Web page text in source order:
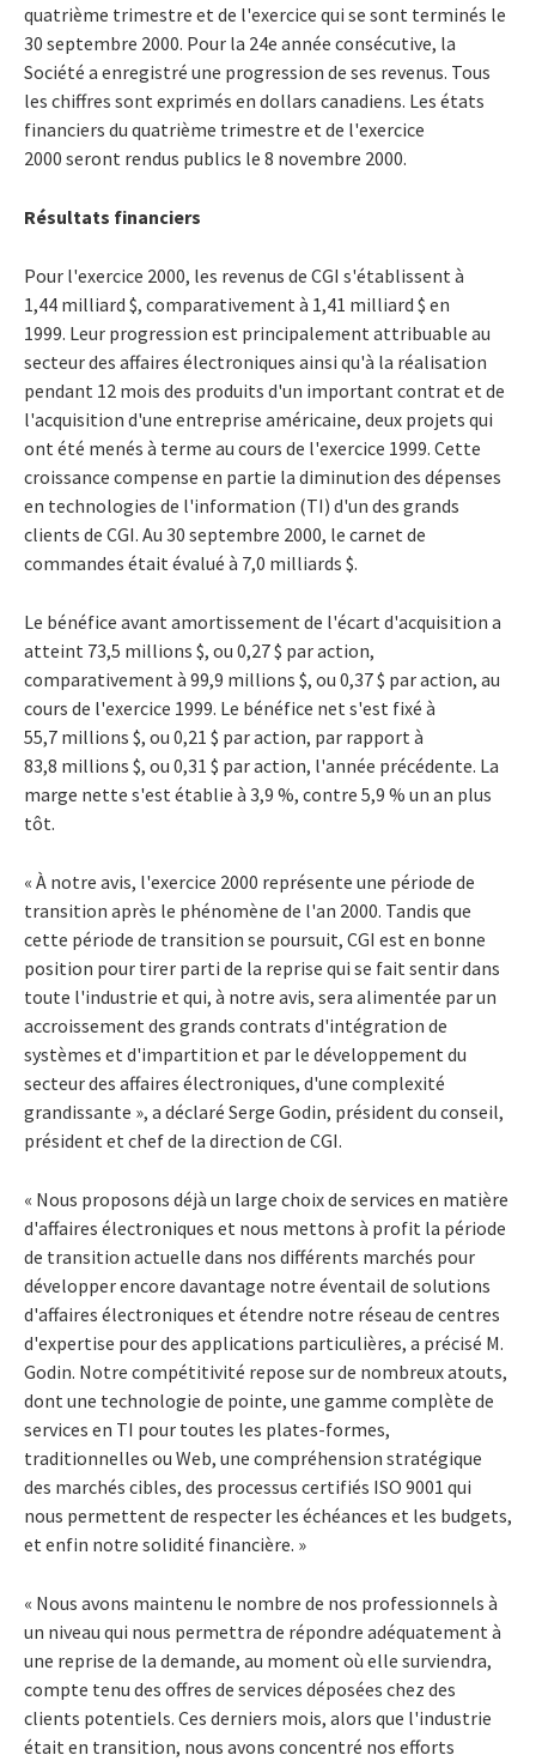
quatrième trimestre et de l'exercice qui se sont terminés le
30 septembre 2000. Pour la 24e année consécutive, la
Société a enregistré une progression de ses revenus. Tous
les chiffres sont exprimés en dollars canadiens. Les états
financiers du quatrième trimestre et de l'exercice
2000 seront rendus publics le 8 novembre 2000.
Résultats financiers
Pour l'exercice 2000, les revenus de CGI s'établissent à
1,44 milliard $, comparativement à 1,41 milliard $ en
1999. Leur progression est principalement attribuable au
secteur des affaires électroniques ainsi qu'à la réalisation
pendant 12 mois des produits d'un important contrat et de
l'acquisition d'une entreprise américaine, deux projets qui
ont été menés à terme au cours de l'exercice 1999. Cette
croissance compense en partie la diminution des dépenses
en technologies de l'information (TI) d'un des grands
clients de CGI. Au 30 septembre 2000, le carnet de
commandes était évalué à 7,0 milliards $.
Le bénéfice avant amortissement de l'écart d'acquisition a
atteint 73,5 millions $, ou 0,27 $ par action,
comparativement à 99,9 millions $, ou 0,37 $ par action, au
cours de l'exercice 1999. Le bénéfice net s'est fixé à
55,7 millions $, ou 0,21 $ par action, par rapport à
83,8 millions $, ou 0,31 $ par action, l'année précédente. La
marge nette s'est établie à 3,9 %, contre 5,9 % un an plus
tôt.
« À notre avis, l'exercice 2000 représente une période de
transition après le phénomène de l'an 2000. Tandis que
cette période de transition se poursuit, CGI est en bonne
position pour tirer parti de la reprise qui se fait sentir dans
toute l'industrie et qui, à notre avis, sera alimentée par un
accroissement des grands contrats d'intégration de
systèmes et d'impartition et par le développement du
secteur des affaires électroniques, d'une complexité
grandissante », a déclaré Serge Godin, président du conseil,
président et chef de la direction de CGI.
« Nous proposons déjà un large choix de services en matière
d'affaires électroniques et nous mettons à profit la période
de transition actuelle dans nos différents marchés pour
développer encore davantage notre éventail de solutions
d'affaires électroniques et étendre notre réseau de centres
d'expertise pour des applications particulières, a précisé M.
Godin. Notre compétitivité repose sur de nombreux atouts,
dont une technologie de pointe, une gamme complète de
services en TI pour toutes les plates-formes,
traditionnelles ou Web, une compréhension stratégique
des marchés cibles, des processus certifiés ISO 9001 qui
nous permettent de respecter les échéances et les budgets,
et enfin notre solidité financière. »
« Nous avons maintenu le nombre de nos professionnels à
un niveau qui nous permettra de répondre adéquatement à
une reprise de la demande, au moment où elle surviendra,
compte tenu des offres de services déposées chez des
clients potentiels. Ces derniers mois, alors que l'industrie
était en transition, nous avons concentré nos efforts